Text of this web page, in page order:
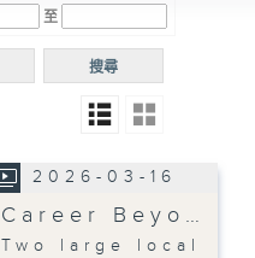
電台
普通
至
搜尋
2026-03-16
Career Beyo…
Two large local